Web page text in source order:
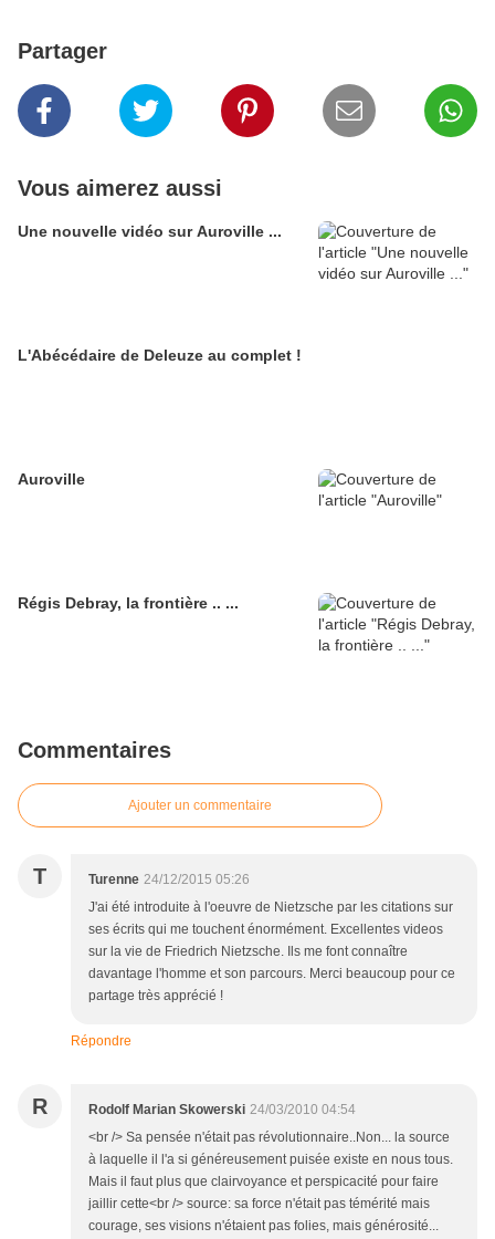
Partager
Vous aimerez aussi
Une nouvelle vidéo sur Auroville ...
L'Abécédaire de Deleuze au complet !
Auroville
Régis Debray, la frontière .. ...
Commentaires
Ajouter un commentaire
T Turenne 24/12/2015 05:26
J'ai été introduite à l'oeuvre de Nietzsche par les citations sur
ses écrits qui me touchent énormément. Excellentes videos
sur la vie de Friedrich Nietzsche. Ils me font connaître
davantage l'homme et son parcours. Merci beaucoup pour ce
partage très apprécié !
Répondre
R Rodolf Marian Skowerski 24/03/2010 04:54
<br /> Sa pensée n'était pas révolutionnaire..Non... la source
à laquelle il l'a si généreusement puisée existe en nous tous.
Mais il faut plus que clairvoyance et perspicacité pour faire
jaillir cette<br /> source: sa force n'était pas témérité mais
courage, ses visions n'étaient pas folies, mais générosité...